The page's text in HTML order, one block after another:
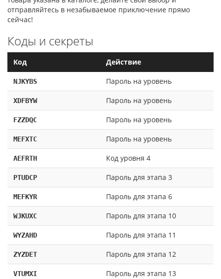
отправляйтесь в незабываемое приключение прямо
сейчас!
Коды и секреты
Код Действие
NJKYBS Пароль на уровень
XDFBYW Пароль на уровень
FZZDQC Пароль на уровень
MEFXTC Пароль на уровень
AEFRTH Код уровня 4
PTUDCP Пароль для этапа 3
MEFKYR Пароль для этапа 6
WJKUXC Пароль для этапа 10
WYZAHD Пароль для этапа 11
ZYZDET Пароль для этапа 12
VTUMXI Пароль для этапа 13